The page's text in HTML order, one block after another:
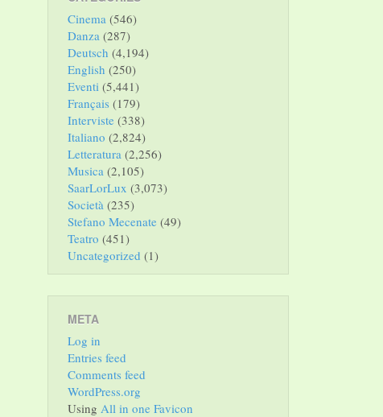
Cinema (546)
Danza (287)
Deutsch (4,194)
English (250)
Eventi (5,441)
Français (179)
Interviste (338)
Italiano (2,824)
Letteratura (2,256)
Musica (2,105)
SaarLorLux (3,073)
Società (235)
Stefano Mecenate (49)
Teatro (451)
Uncategorized (1)
META
Log in
Entries feed
Comments feed
WordPress.org
Using All in one Favicon